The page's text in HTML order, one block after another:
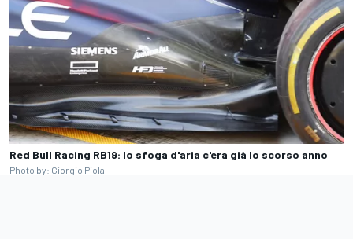
Red Bull Racing RB19: lo sfoga d'aria c'era già lo scorso anno
Photo by: Giorgio Piola